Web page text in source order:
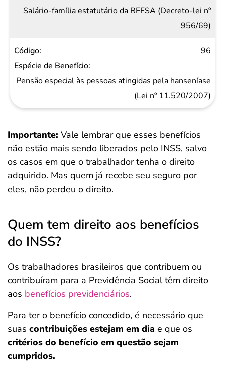
Salário-família estatutário da RFFSA (Decreto-lei nº
956/69)
96
Pensão especial às pessoas atingidas pela hanseníase
(Lei nº 11.520/2007)
Importante: Vale lembrar que esses benefícios
não estão mais sendo liberados pelo INSS, salvo
os casos em que o trabalhador tenha o direito
adquirido. Mas quem já recebe seu seguro por
eles, não perdeu o direito.
Quem tem direito aos benefícios
do INSS?
Os trabalhadores brasileiros que contribuem ou
contribuíram para a Previdência Social têm direito
aos benefícios previdenciários.
Para ter o benefício concedido, é necessário que
suas contribuições estejam em dia e que os
critérios do benefício em questão sejam
cumpridos.